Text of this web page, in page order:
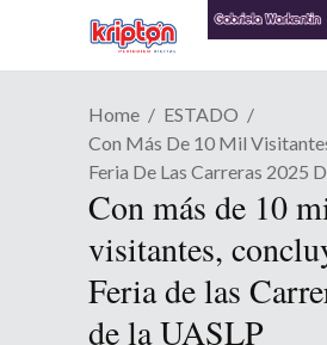
Home
ESTADO
Con Más De 10 Mil
Feria De Las Carreras 2025
Con más de 10
visitantes,
Feria de las
de la UASLP